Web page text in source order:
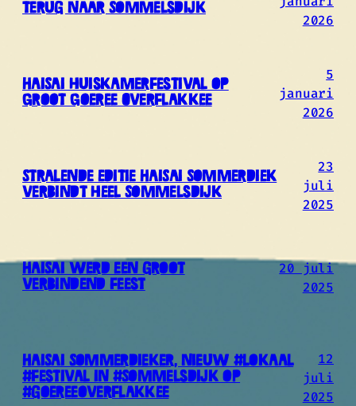
terug naar Sommelsdijk
2026
HaiSai huiskamerfestival op
Groot Goeree Overflakkee
5
januari
2026
Stralende editie HaiSai Sommerdiek
verbindt heel Sommelsdijk
23
juli
2025
HaiSai werd een groot
verbindend feest
20 juli
2025
HaiSai Sommerdieker, nieuw #lokaal
#festival in #Sommelsdijk op
#goereeoverflakkee
12
juli
2025